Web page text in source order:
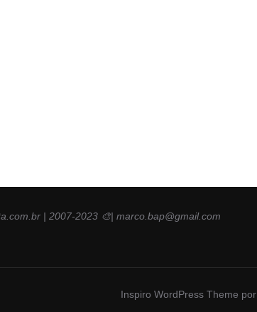
| 2007-2023 🎨| marco.bap@gmail.com
Inspiro WordPress Theme por